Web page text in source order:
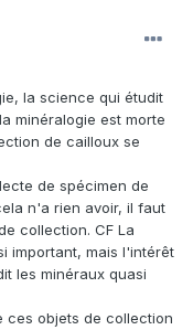
la science qui étudit
minéralogie est morte
de cailloux se
de spécimen de
n'a rien avoir, il faut
collection. CF La
important, mais l'intérêt
les minéraux quasi
ces objets de collection